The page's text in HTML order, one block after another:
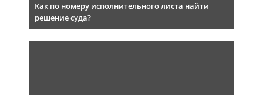
Как по номеру исполнительного листа найти
решение суда?